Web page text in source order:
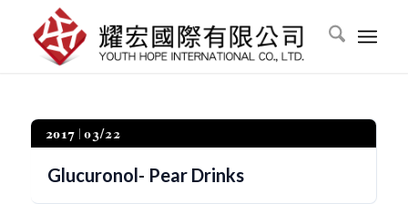
2017 03/22
Glucuronol- Pear Drinks